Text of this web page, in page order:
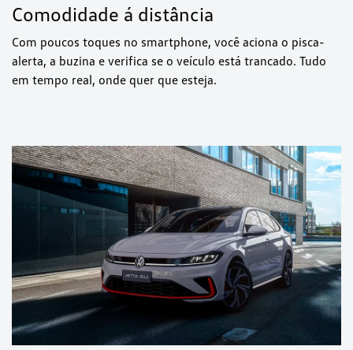
Comodidade á distância
Com poucos toques no smartphone, você aciona o pisca-
alerta, a buzina e verifica se o veículo está trancado. Tudo
em tempo real, onde quer que esteja.